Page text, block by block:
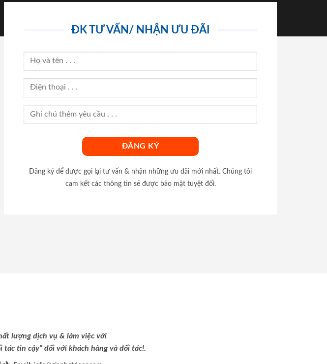
ĐK TƯ VẤN/ NHẬN ƯU ĐÃI
Đăng ký để được gọi lại tư vấn & nhận những ưu đãi mới nhất. Chúng tôi
cam kết các thông tin sẽ được bảo mật tuyệt đối.
lượng dịch vụ & làm việc với
tác tin cậy” đối với khách hàng và đối tác!.